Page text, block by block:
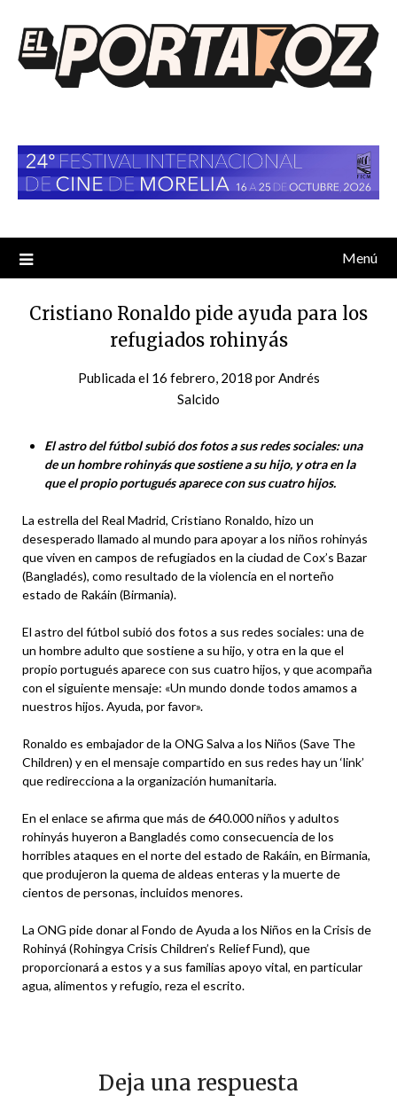
contenido
Menú
Cristiano Ronaldo pide ayuda para los
refugiados rohinyás
Publicada el 16 febrero, 2018 porAndrés
Salcido
El astro del fútbol subió dos fotos a sus redes sociales: una
de un hombre rohinyás que sostiene a su hijo, y otra en la
que el propio portugués aparece con sus cuatro hijos.
La estrella del Real Madrid, Cristiano Ronaldo, hizo un
desesperado llamado al mundo para apoyar a los niños rohinyás
que viven en campos de refugiados en la ciudad de Cox’s Bazar
(Bangladés), como resultado de la violencia en el norteño
estado de Rakáin (Birmania).
El astro del fútbol subió dos fotos a sus redes sociales: una de
un hombre adulto que sostiene a su hijo, y otra en la que el
propio portugués aparece con sus cuatro hijos, y que acompaña
con el siguiente mensaje: «Un mundo donde todos amamos a
nuestros hijos. Ayuda, por favor».
Ronaldo es embajador de la ONG Salva a los Niños (Save The
Children) y en el mensaje compartido en sus redes hay un ‘link’
que redirecciona a la organización humanitaria.
En el enlace se afirma que más de 640.000 niños y adultos
rohinyás huyeron a Bangladés como consecuencia de los
horribles ataques en el norte del estado de Rakáin, en Birmania,
que produjeron la quema de aldeas enteras y la muerte de
cientos de personas, incluidos menores.
La ONG pide donar al Fondo de Ayuda a los Niños en la Crisis de
Rohinyá (Rohingya Crisis Children’s Relief Fund), que
proporcionará a estos y a sus familias apoyo vital, en particular
agua, alimentos y refugio, reza el escrito.
Deja una respuesta